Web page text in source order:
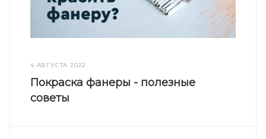
4 АВГУСТА 2022
Покраска фанеры - полезные
советы